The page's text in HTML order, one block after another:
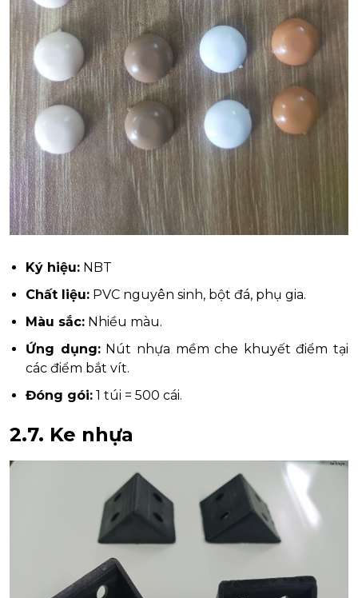
Ký hiệu: NBT
Chất liệu: PVC nguyên sinh, bột đá, phụ gia.
Màu sắc: Nhiều màu.
Ứng dụng:Nút nhựa mềm che khuyết điểm tại
các điểm bắt vít.
Đóng gói: 1 túi = 500 cái.
2.7. Ke nhựa